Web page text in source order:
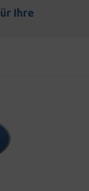
Ihre